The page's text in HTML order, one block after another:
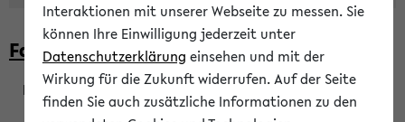
Faculty of Biology
200923
Interaktionen mit unserer Webseite zu messen. Sie
können Ihre Einwilligung jederzeit unter
Datenschutzerklärung einsehen und mit der
Wirkung für die Zukunft widerrufen. Auf der Seite
finden Sie auch zusätzliche Informationen zu den